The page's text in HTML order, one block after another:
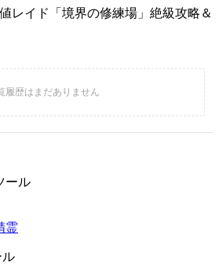
レイド「境界の修練場」絶級攻略＆
ール
霊
ル